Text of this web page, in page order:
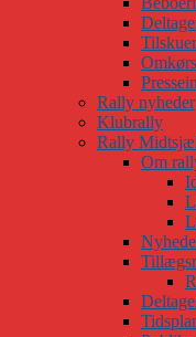
Rally nyheder
Klubrally
Rally
Om